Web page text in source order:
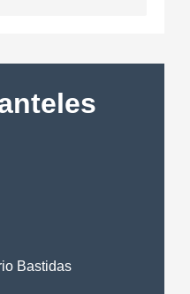
Bastidas